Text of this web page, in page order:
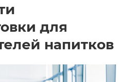
для
напитков